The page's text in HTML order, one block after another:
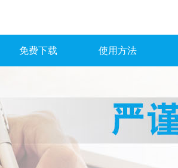
免费下载 使用方法